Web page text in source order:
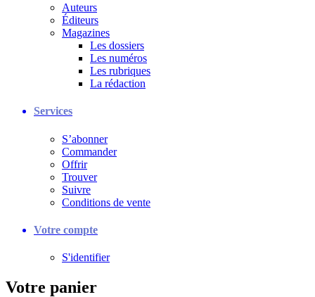
Auteurs
Éditeurs
Magazines
Les dossiers
Les numéros
Les rubriques
La rédaction
Services
S’abonner
Commander
Offrir
Trouver
Suivre
Conditions de vente
Votre compte
S'identifier
Votre panier